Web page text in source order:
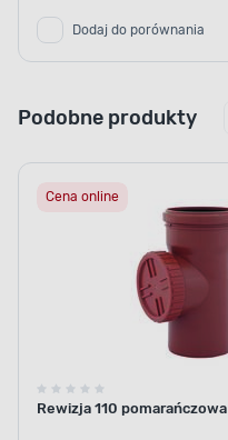
Dodaj do porównania
Podobne produkty
Cena online
Rewizja 110 pomarańczowa